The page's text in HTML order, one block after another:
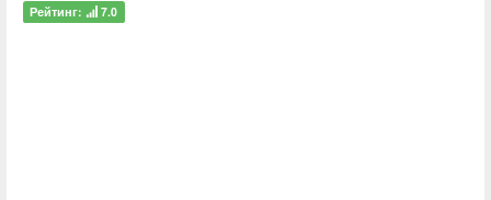
Рейтинг: 7.0